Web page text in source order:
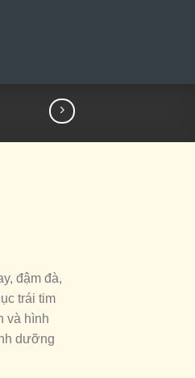
đậm đà,
trái tim
và hình
dưỡng